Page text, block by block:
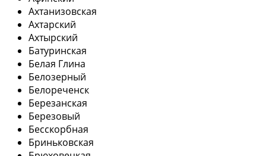
Ахтанизовская
Ахтарский
Ахтырский
Батуринская
Белая Глина
Белозерный
Белореченск
Березанская
Березовый
Бесскорбная
Бриньковская